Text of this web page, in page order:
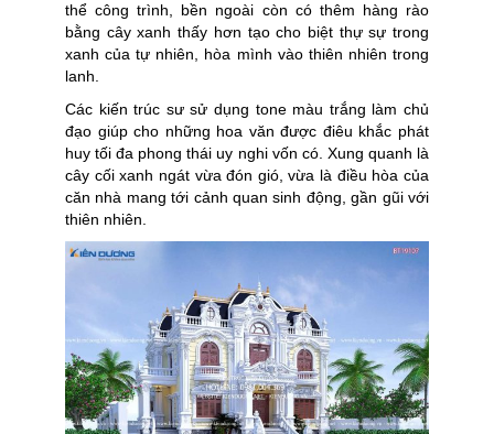
thể công trình, bền ngoài còn có thêm hàng rào
bằng cây xanh thấy hơn tạo cho biệt thự sự trong
xanh của tự nhiên, hòa mình vào thiên nhiên trong
lanh.
Các kiến trúc sư sử dụng tone màu trắng làm chủ
đạo giúp cho những hoa văn được điêu khắc phát
huy tối đa phong thái uy nghi vốn có. Xung quanh là
cây cối xanh ngát vừa đón gió, vừa là điều hòa của
căn nhà mang tới cảnh quan sinh động, gần gũi với
thiên nhiên.